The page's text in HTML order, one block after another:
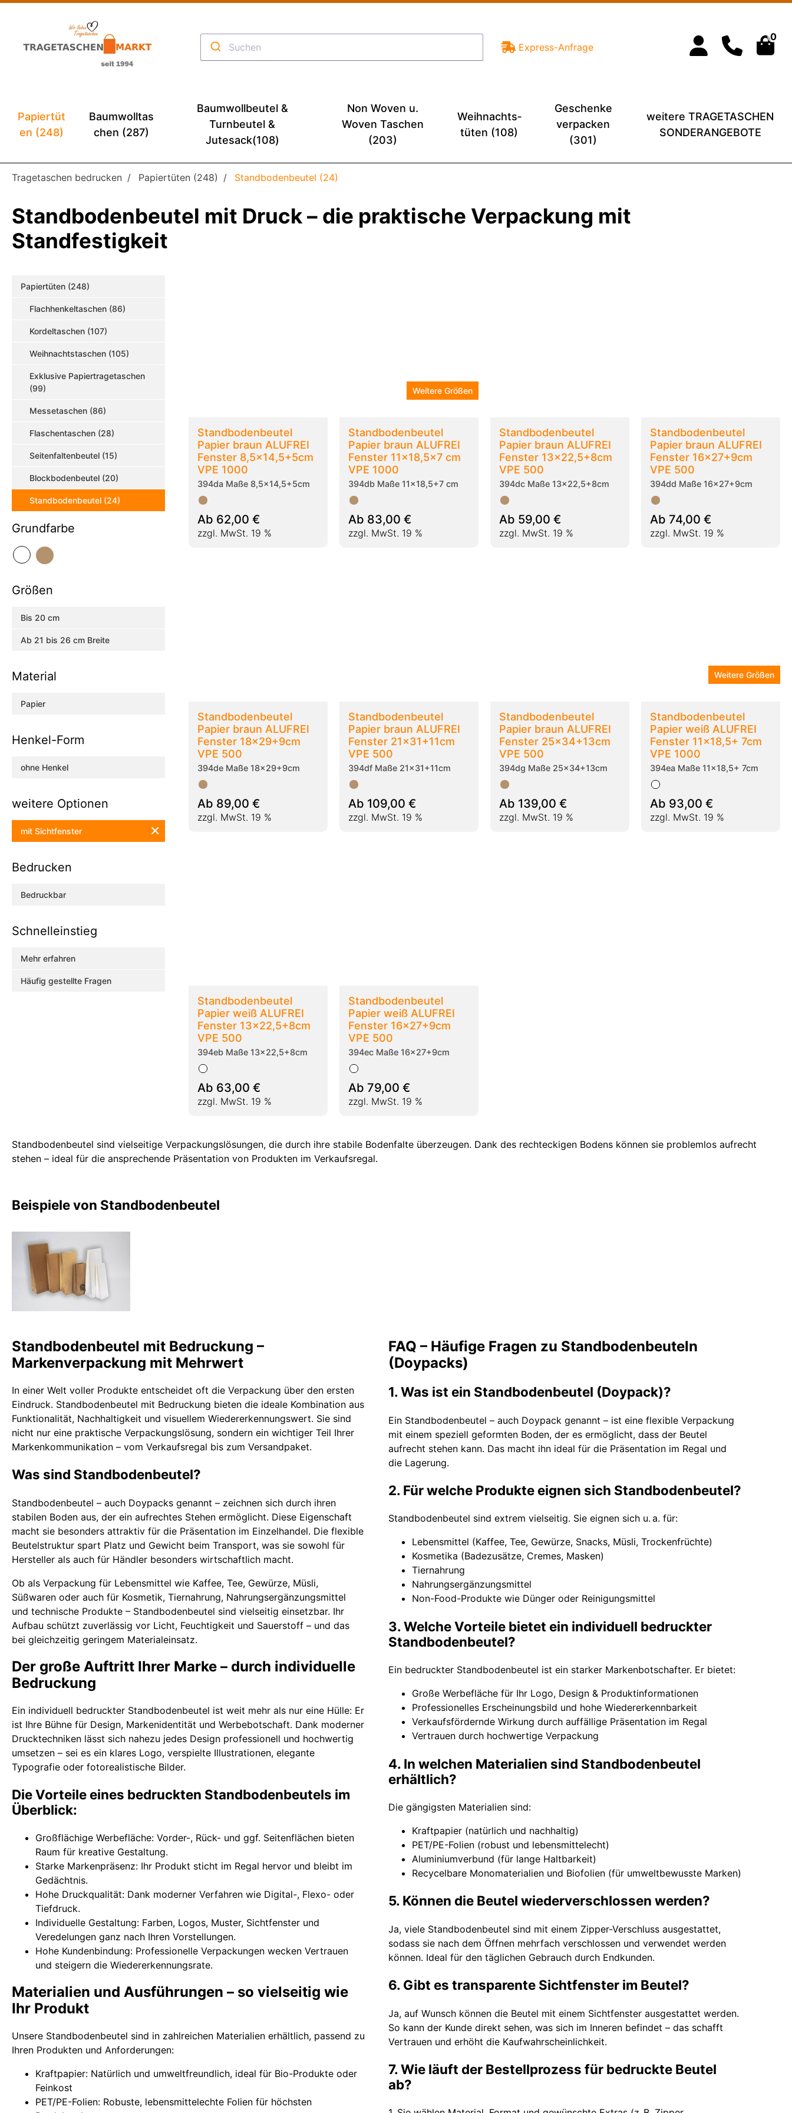
Express-Anfrage
0
Papiertüt
en (248)
Baumwolltas
chen (287)
Baumwollbeutel &
Turnbeutel &
Jutesack(108)
Non Woven u.
Woven Taschen
(203)
Weihnachts­
tüten (108)
Geschenke
verpacken
(301)
weitere TRAGETASCHEN
SONDERANGEBOTE
Tragetaschen bedrucken Papiertüten (248) Standbodenbeutel (24)
Standbodenbeutel mit Druck – die praktische Verpackung mit
Standfestigkeit
Standbodenbeutel
Papier braun ALUFREI
Fenster 8,5x14,5+5cm
VPE 1000
394da Maße 8,5x14,5+5cm
Ab 62,00 €
zzgl. MwSt. 19 %
Weitere Größen
Standbodenbeutel
Papier braun ALUFREI
Fenster 11x18,5x7 cm
VPE 1000
394db Maße 11x18,5+7 cm
Ab 83,00 €
zzgl. MwSt. 19 %
Standbodenbeutel
Papier braun ALUFREI
Fenster 13x22,5+8cm
VPE 500
394dc Maße 13x22,5+8cm
Ab 59,00 €
zzgl. MwSt. 19 %
Standbodenbeutel
Papier braun ALUFREI
Fenster 16x27+9cm
VPE 500
394dd Maße 16x27+9cm
Ab 74,00 €
zzgl. MwSt. 19 %
Standbodenbeutel
Papier braun ALUFREI
Fenster 18x29+9cm
VPE 500
394de Maße 18x29+9cm
Ab 89,00 €
zzgl. MwSt. 19 %
Standbodenbeutel
Papier braun ALUFREI
Fenster 21x31+11cm
VPE 500
394df Maße 21x31+11cm
Ab 109,00 €
zzgl. MwSt. 19 %
Standbodenbeutel
Papier braun ALUFREI
Fenster 25x34+13cm
VPE 500
394dg Maße 25x34+13cm
Ab 139,00 €
zzgl. MwSt. 19 %
Weitere Größen
Standbodenbeutel
Papier weiß ALUFREI
Fenster 11x18,5+ 7cm
VPE 1000
394ea Maße 11x18,5+ 7cm
Ab 93,00 €
zzgl. MwSt. 19 %
Standbodenbeutel
Papier weiß ALUFREI
Fenster 13x22,5+8cm
VPE 500
394eb Maße 13x22,5+8cm
Ab 63,00 €
zzgl. MwSt. 19 %
Standbodenbeutel
Papier weiß ALUFREI
Fenster 16x27+9cm
VPE 500
394ec Maße 16x27+9cm
Ab 79,00 €
zzgl. MwSt. 19 %
Papiertüten (248)
Flachhenkeltaschen (86)
Kordeltaschen (107)
Weihnachtstaschen (105)
Exklusive Papiertragetaschen
(99)
Messetaschen (86)
Flaschentaschen (28)
Seitenfaltenbeutel (15)
Blockbodenbeutel (20)
Standbodenbeutel (24)
Grundfarbe
Größen
Bis 20 cm
Ab 21 bis 26 cm Breite
Material
Papier
Henkel-Form
ohne Henkel
weitere Optionen
mit Sichtfenster ✕
Bedrucken
Bedruckbar
Schnelleinstieg
Mehr erfahren
Häufig gestellte Fragen
Standbodenbeutel sind vielseitige Verpackungslösungen, die durch ihre stabile Bodenfalte überzeugen. Dank des rechteckigen Bodens können sie problemlos aufrecht
stehen – ideal für die ansprechende Präsentation von Produkten im Verkaufsregal.
Beispiele von Standbodenbeutel
Standbodenbeutel mit Bedruckung –
Markenverpackung mit Mehrwert
In einer Welt voller Produkte entscheidet oft die Verpackung über den ersten
Eindruck. Standbodenbeutel mit Bedruckung bieten die ideale Kombination aus
Funktionalität, Nachhaltigkeit und visuellem Wiedererkennungswert. Sie sind
nicht nur eine praktische Verpackungslösung, sondern ein wichtiger Teil Ihrer
Markenkommunikation – vom Verkaufsregal bis zum Versandpaket.
Was sind Standbodenbeutel?
Standbodenbeutel – auch Doypacks genannt – zeichnen sich durch ihren
stabilen Boden aus, der ein aufrechtes Stehen ermöglicht. Diese Eigenschaft
macht sie besonders attraktiv für die Präsentation im Einzelhandel. Die flexible
Beutelstruktur spart Platz und Gewicht beim Transport, was sie sowohl für
Hersteller als auch für Händler besonders wirtschaftlich macht.
Ob als Verpackung für Lebensmittel wie Kaffee, Tee, Gewürze, Müsli,
Süßwaren oder auch für Kosmetik, Tiernahrung, Nahrungsergänzungsmittel
und technische Produkte – Standbodenbeutel sind vielseitig einsetzbar. Ihr
Aufbau schützt zuverlässig vor Licht, Feuchtigkeit und Sauerstoff – und das
bei gleichzeitig geringem Materialeinsatz.
Der große Auftritt Ihrer Marke – durch individuelle
Bedruckung
Ein individuell bedruckter Standbodenbeutel ist weit mehr als nur eine Hülle: Er
ist Ihre Bühne für Design, Markenidentität und Werbebotschaft. Dank moderner
Drucktechniken lässt sich nahezu jedes Design professionell und hochwertig
umsetzen – sei es ein klares Logo, verspielte Illustrationen, elegante
Typografie oder fotorealistische Bilder.
Die Vorteile eines bedruckten Standbodenbeutels im
Überblick:
Großflächige Werbefläche: Vorder-, Rück- und ggf. Seitenflächen bieten
Raum für kreative Gestaltung.
Starke Markenpräsenz: Ihr Produkt sticht im Regal hervor und bleibt im
Gedächtnis.
Hohe Druckqualität: Dank moderner Verfahren wie Digital-, Flexo- oder
Tiefdruck.
Individuelle Gestaltung: Farben, Logos, Muster, Sichtfenster und
Veredelungen ganz nach Ihren Vorstellungen.
Hohe Kundenbindung: Professionelle Verpackungen wecken Vertrauen
und steigern die Wiedererkennungsrate.
Materialien und Ausführungen – so vielseitig wie
Ihr Produkt
Unsere Standbodenbeutel sind in zahlreichen Materialien erhältlich, passend zu
Ihren Produkten und Anforderungen:
Kraftpapier: Natürlich und umweltfreundlich, ideal für Bio-Produkte oder
Feinkost
PET/PE-Folien: Robuste, lebensmittelechte Folien für höchsten
FAQ – Häufige Fragen zu Standbodenbeuteln
(Doypacks)
1. Was ist ein Standbodenbeutel (Doypack)?
Ein Standbodenbeutel – auch Doypack genannt – ist eine flexible Verpackung
mit einem speziell geformten Boden, der es ermöglicht, dass der Beutel
aufrecht stehen kann. Das macht ihn ideal für die Präsentation im Regal und
die Lagerung.
2. Für welche Produkte eignen sich Standbodenbeutel?
Standbodenbeutel sind extrem vielseitig. Sie eignen sich u. a. für:
Lebensmittel (Kaffee, Tee, Gewürze, Snacks, Müsli, Trockenfrüchte)
Kosmetika (Badezusätze, Cremes, Masken)
Tiernahrung
Nahrungsergänzungsmittel
Non-Food-Produkte wie Dünger oder Reinigungsmittel
3. Welche Vorteile bietet ein individuell bedruckter
Standbodenbeutel?
Ein bedruckter Standbodenbeutel ist ein starker Markenbotschafter. Er bietet:
Große Werbefläche für Ihr Logo, Design & Produktinformationen
Professionelles Erscheinungsbild und hohe Wiedererkennbarkeit
Verkaufsfördernde Wirkung durch auffällige Präsentation im Regal
Vertrauen durch hochwertige Verpackung
4. In welchen Materialien sind Standbodenbeutel
erhältlich?
Die gängigsten Materialien sind:
Kraftpapier (natürlich und nachhaltig)
PET/PE-Folien (robust und lebensmittelecht)
Aluminiumverbund (für lange Haltbarkeit)
Recycelbare Monomaterialien und Biofolien (für umweltbewusste Marken)
5. Können die Beutel wiederverschlossen werden?
Ja, viele Standbodenbeutel sind mit einem Zipper-Verschluss ausgestattet,
sodass sie nach dem Öffnen mehrfach verschlossen und verwendet werden
können. Ideal für den täglichen Gebrauch durch Endkunden.
6. Gibt es transparente Sichtfenster im Beutel?
Ja, auf Wunsch können die Beutel mit einem Sichtfenster ausgestattet werden.
So kann der Kunde direkt sehen, was sich im Inneren befindet – das schafft
Vertrauen und erhöht die Kaufwahrscheinlichkeit.
7. Wie läuft der Bestellprozess für bedruckte Beutel
ab?